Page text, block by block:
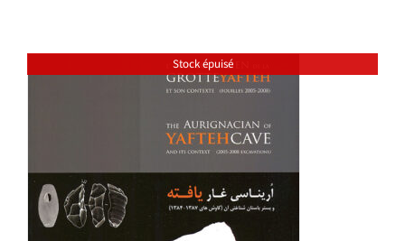
Stock épuisé